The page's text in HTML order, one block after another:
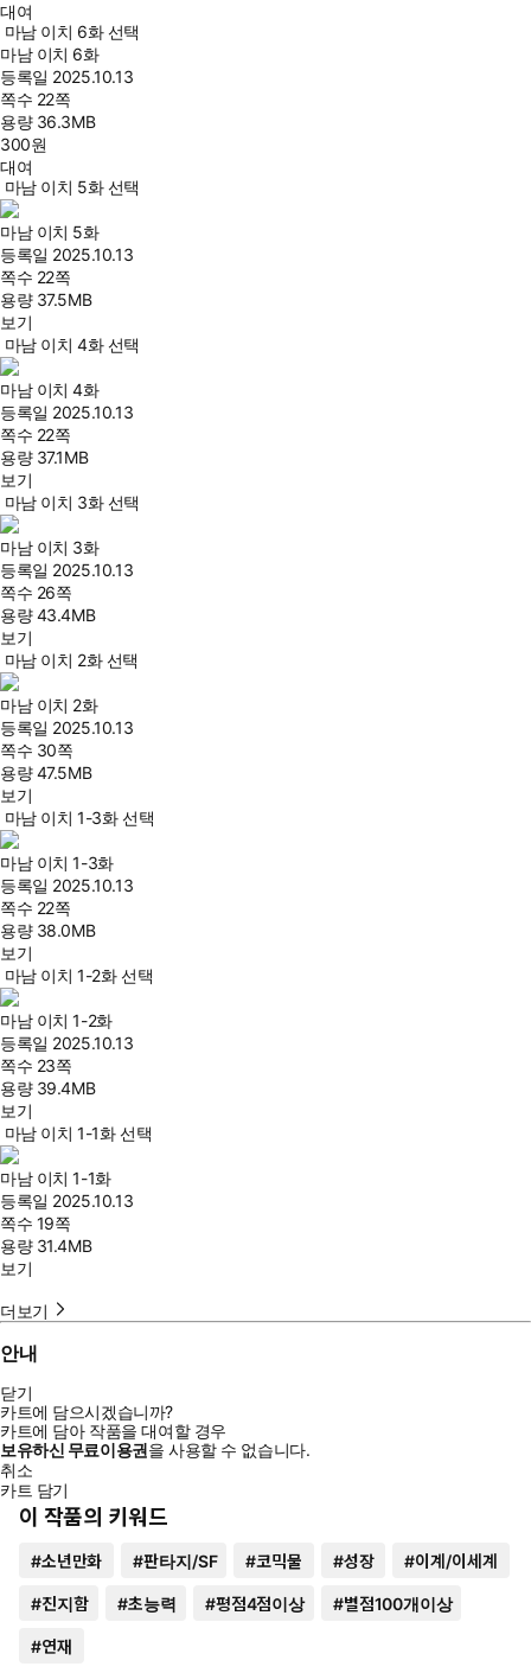
대여
마남 이치 6화 선택
마남 이치 6화
등록일 2025.10.13
쪽수 22쪽
용량 36.3MB
300원
대여
마남 이치 5화 선택
마남 이치 5화
등록일 2025.10.13
쪽수 22쪽
용량 37.5MB
보기
마남 이치 4화 선택
마남 이치 4화
등록일 2025.10.13
쪽수 22쪽
용량 37.1MB
보기
마남 이치 3화 선택
마남 이치 3화
등록일 2025.10.13
쪽수 26쪽
용량43.4MB
보기
마남 이치 2화 선택
마남 이치 2화
등록일 2025.10.13
쪽수 30쪽
용량47.5MB
보기
마남 이치 1-3화 선택
마남 이치 1-3화
등록일 2025.10.13
쪽수 22쪽
용량 38.0MB
보기
마남 이치 1-2화 선택
마남 이치 1-2화
등록일 2025.10.13
쪽수 23쪽
용량 39.4MB
보기
마남 이치 1-1화 선택
마남 이치 1-1화
등록일 2025.10.13
쪽수 19쪽
용량 31.4MB
보기
더보기
안내
닫기
카트에 담으시겠습니까?
카트에 담아 작품을 대여할 경우
보유하신 무료이용권을 사용할 수 없습니다.
취소
카트 담기
이 작품의 키워드
#소년만화 #판타지/SF #코믹물 #성장 #이계/이세계
#진지함 #초능력 #평점4점이상 #별점100개이상
#연재